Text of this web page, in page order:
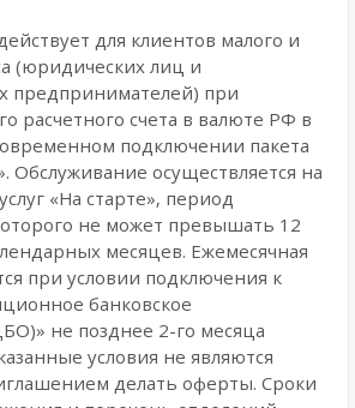
для клиентов малого и
(юридических лиц и
предпринимателей) при
расчетного счета в валюте РФ в
подключении пакета
Обслуживание осуществляется на
«На старте», период
не может превышать 12
месяцев. Ежемесячная
при условии подключения к
банковское
не позднее 2-го месяца
условия не являются
делать оферты. Сроки